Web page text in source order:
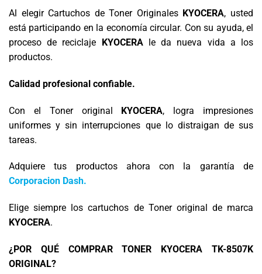
Al elegir Cartuchos de Toner Originales KYOCERA, usted
está participando en la economía circular. Con su ayuda, el
proceso de reciclaje KYOCERA le da nueva vida a los
productos.
Calidad profesional confiable.
Con el Toner original KYOCERA, logra impresiones
uniformes y sin interrupciones que lo distraigan de sus
tareas.
Adquiere tus productos ahora con la garantía de
Corporacion Dash.
Elige siempre los cartuchos de Toner original de marca
KYOCERA.
¿POR QUÉ COMPRAR TONER KYOCERA TK-8507K
ORIGINAL?